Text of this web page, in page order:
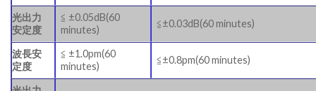
光出力
安定度
≦ ±0.05dB(60
minutes)
≦±0.03dB(60 minutes)
波長安
定度
≦ ±1.0pm(60
minutes)
≦±0.8pm(60 minutes)